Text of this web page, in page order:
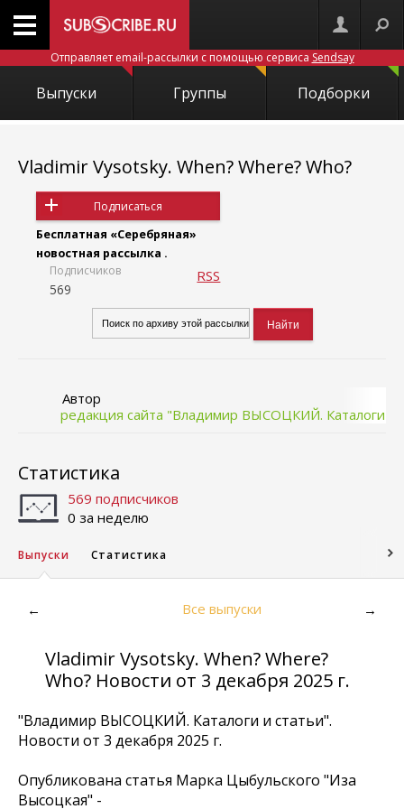
Отправляет email-рассылки с помощью сервиса Sendsay
Выпуски Группы Подборки
Vladimir Vysotsky. When? Where? Who?
Подписаться
Бесплатная «Серебряная»
новостная рассылка .
Подписчиков
569
RSS
Автор
редакция сайта "Владимир ВЫСОЦКИЙ. Каталоги
Статистика
569 подписчиков
0 за неделю
Выпуски Статистика
← Все выпуски →
Vladimir Vysotsky. When? Where?
Who? Новости от 3 декабря 2025 г.
"Владимир ВЫСОЦКИЙ. Каталоги и статьи".
Новости от 3 декабря 2025 г.
Опубликована статья Марка Цыбульского "Иза
Высоцкая" -